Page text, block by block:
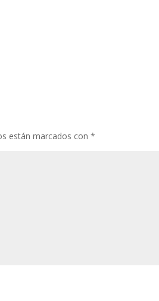
están marcados con *